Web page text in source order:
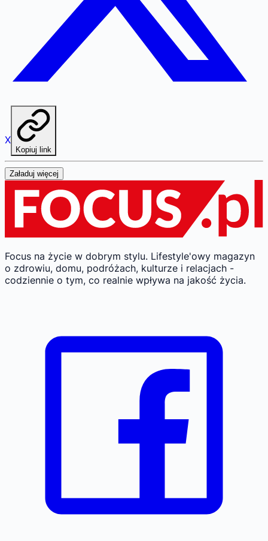
X
Kopiuj link
Załaduj więcej
Focus na życie w dobrym stylu. Lifestyle'owy magazyn
o zdrowiu, domu, podróżach, kulturze i relacjach -
codziennie o tym, co realnie wpływa na jakość życia.